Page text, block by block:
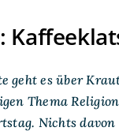
geht es über
Thema
Nichts